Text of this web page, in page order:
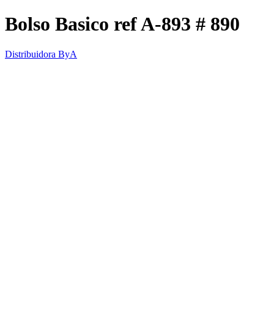
Bolso Basico ref A-893 # 890
Distribuidora ByA